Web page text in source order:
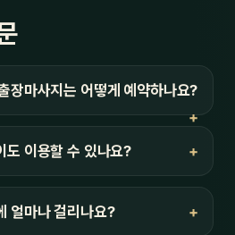
장마사지는 어떻게 예약하나요?
도 이용할 수 있나요?
얼마나 걸리나요?